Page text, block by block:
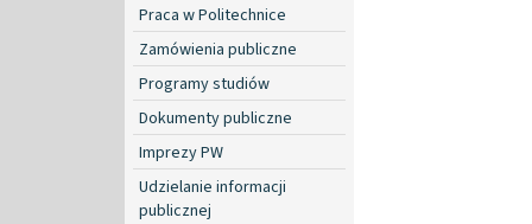
Praca w Politechnice
Zamówienia publiczne
Programy studiów
Dokumenty publiczne
Imprezy PW
Udzielanie informacji
publicznej